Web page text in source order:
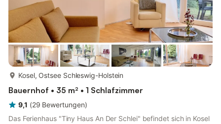
Kosel, Ostsee Schleswig-Holstein
Bauernhof • 35 m² • 1 Schlafzimmer
9,1 (29 Bewertungen)
Das Ferienhaus "Tiny Haus An Der Schlei" befindet sich in Kosel